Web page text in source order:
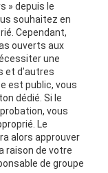
» depuis le
souhaitez en
Cependant,
ouverts aux
une
et d’autres
est public, vous
dédié. Si le
vous
Le
alors approuver
raison de votre
de groupe